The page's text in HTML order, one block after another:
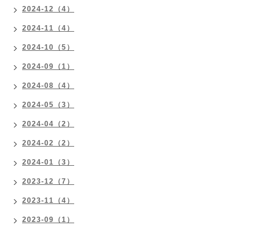
2024-12（4）
2024-11（4）
2024-10（5）
2024-09（1）
2024-08（4）
2024-05（3）
2024-04（2）
2024-02（2）
2024-01（3）
2023-12（7）
2023-11（4）
2023-09（1）